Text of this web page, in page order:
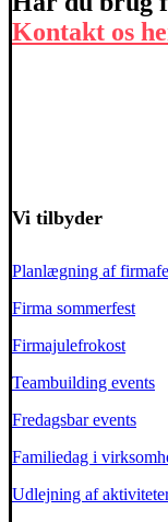
Kontakt os
Vi tilbyder
Planlægning af
Firma sommerfest
Firmajulefrokost
Teambuilding events
Fredagsbar events
Familiedag i
Udlejning af